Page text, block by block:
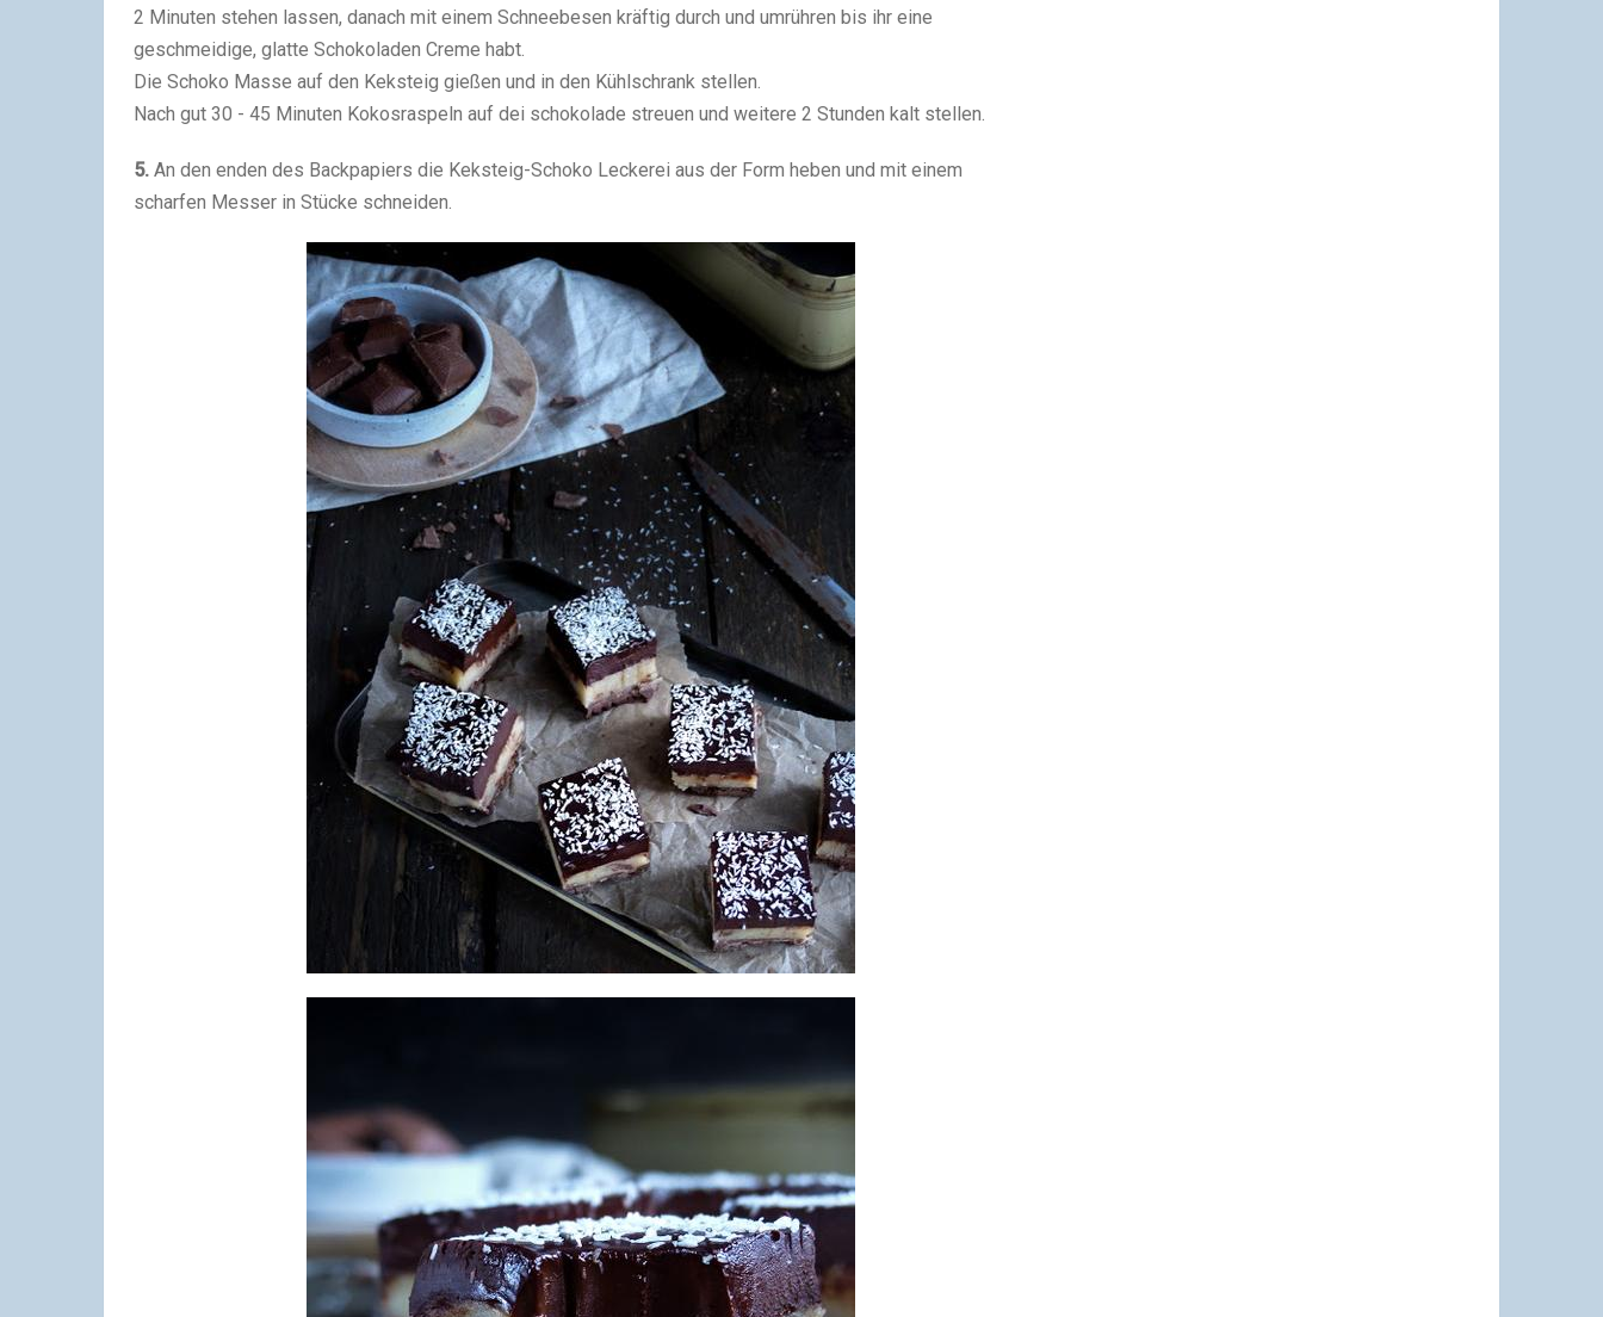
2 Minuten stehen lassen, danach mit einem Schneebesen kräftig durch und umrühren bis ihr eine
geschmeidige, glatte Schokoladen Creme habt.
Die Schoko Masse auf den Keksteig gießen und in den Kühlschrank stellen.
Nach gut 30 - 45 Minuten Kokosraspeln auf dei schokolade streuen und weitere 2 Stunden kalt stellen.
5. An den enden des Backpapiers die Keksteig-Schoko Leckerei aus der Form heben und mit einem
scharfen Messer in Stücke schneiden.